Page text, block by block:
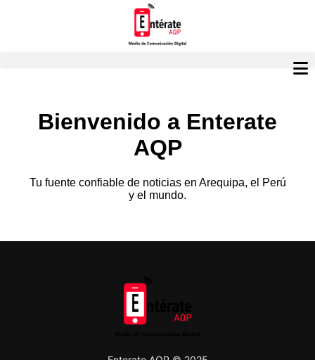
Bienvenido a Enterate
AQP
Tu fuente confiable de noticias en Arequipa, el Perú
y el mundo.